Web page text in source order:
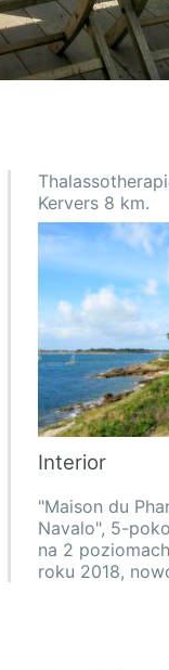
Kervers 8 km.
Interior
"Maison du
Navalo", 5-
na 2
roku 2018,
stołem. Prysznic,
Na piętrze: 1
1 łóżkiem
gratis).
dom dla